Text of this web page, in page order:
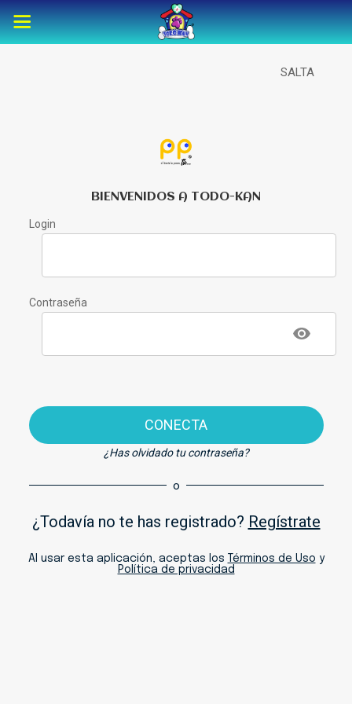
SALTA
BIENVENIDOS A TODO-KAN
Login
Contraseña
CONECTA
¿Has olvidado tu contraseña?
o
¿Todavía no te has registrado? Regístrate
Al usar esta aplicación, aceptas los Términos de Uso y
Política de privacidad